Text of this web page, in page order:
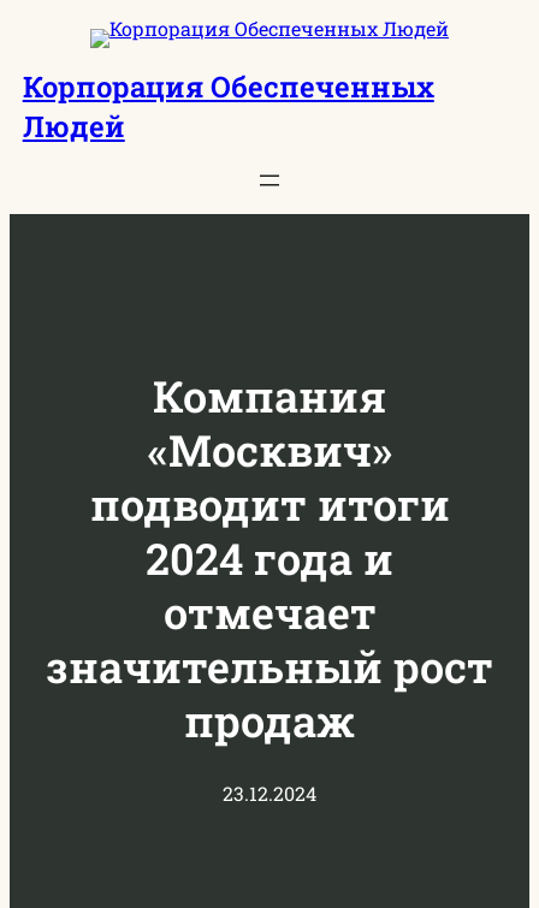
Перейти
содержимому
Корпорация Обеспеченных
Людей
Компания
«Москвич»
подводит итоги
2024 года и
отмечает
значительный рост
продаж
23.12.2024